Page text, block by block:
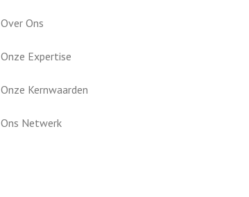
Over Ons
Onze Expertise
Onze Kernwaarden
Ons Netwerk